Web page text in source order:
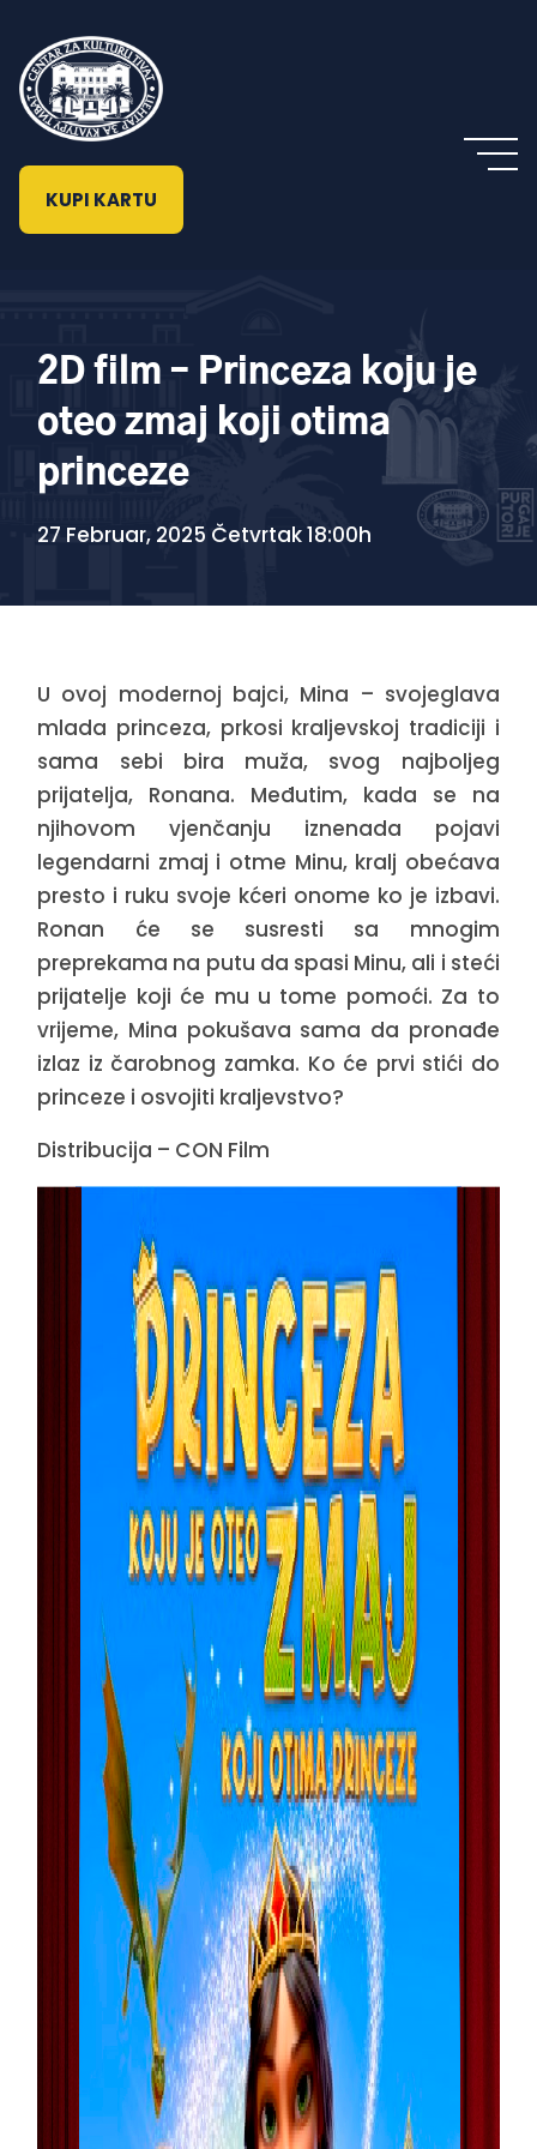
KUPI KARTU
2D film – Princeza koju je
oteo zmaj koji otima
princeze
27 Februar, 2025 Četvrtak 18:00h
U ovoj modernoj bajci, Mina – svojeglava
mlada princeza, prkosi kraljevskoj tradiciji i
sama sebi bira muža, svog najboljeg
prijatelja, Ronana. Međutim, kada se na
njihovom vjenčanju iznenada pojavi
legendarni zmaj i otme Minu, kralj obećava
presto i ruku svoje kćeri onome ko je izbavi.
Ronan će se susresti sa mnogim
preprekama na putu da spasi Minu, ali i steći
prijatelje koji će mu u tome pomoći. Za to
vrijeme, Mina pokušava sama da pronađe
izlaz iz čarobnog zamka. Ko će prvi stići do
princeze i osvojiti kraljevstvo?
Distribucija – CON Film